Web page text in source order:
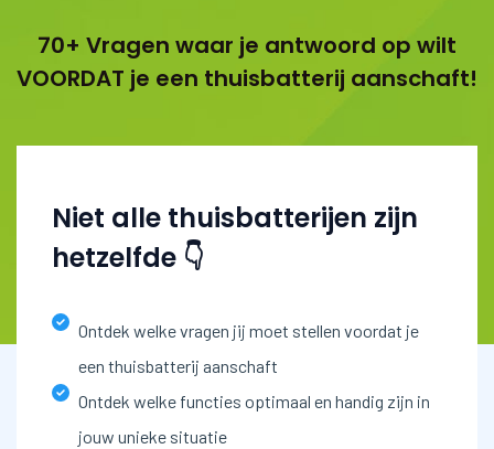
70+ Vragen waar je antwoord op wilt
VOORDAT je een thuisbatterij aanschaft!
Niet alle thuisbatterijen zijn
hetzelfde 👇
Ontdek welke vragen jij moet stellen voordat je
een thuisbatterij aanschaft
Ontdek welke functies optimaal en handig zijn in
jouw unieke situatie